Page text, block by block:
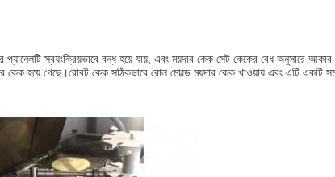
প্যানেলটি স্বয়ংক্রিয়ভাবে বন্ধ হয়ে যায়, এবং ময়দার কেক সেট কেকের বেধ অনুসারে
হয়ে গেছে।রোবট কেক সঠিকভাবে রোল মোল্ডে ময়দার কেক খাওয়ায় এবং এটি একটি